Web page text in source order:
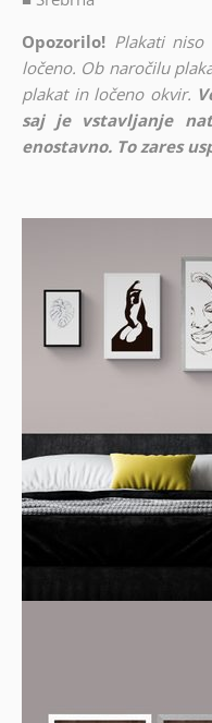
Opozorilo! Plakati
ločeno. Ob naročilu
plakat in ločeno okvir.
saj je vstavljanje
enostavno. To zares